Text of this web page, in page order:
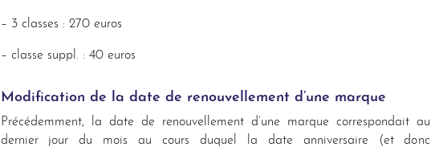
– 3 classes : 270 euros
– classe suppl. : 40 euros
Modification de la date de renouvellement d’une marque
Précédemment, la date de renouvellement d’une marque correspondait au
dernier jour du mois au cours duquel la date anniversaire (et donc